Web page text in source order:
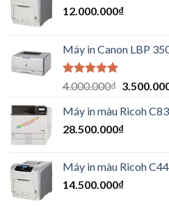
12.000.000₫
Máy in Canon LBP
Được xếp
sao
4.000.000₫
Máy in màu Ricoh
28.500.000₫
Máy in màu Ricoh
14.500.000₫